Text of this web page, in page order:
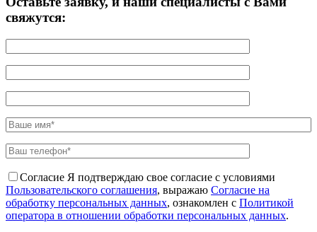
свяжутся:
Согласие Я подтверждаю свое согласие с условиями
Пользовательского соглашения, выражаю Согласие на
обработку персональных данных, ознакомлен с Политикой
оператора в отношении обработки персональных данных.